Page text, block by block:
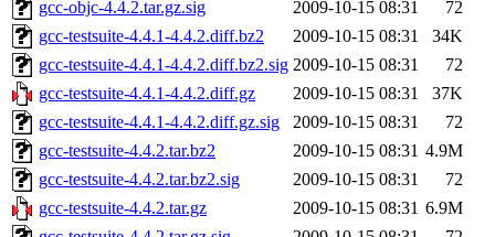
gcc-objc-4.4.2.tar.gz.sig
2009-10-15 08:31
72
gcc-testsuite-4.4.1-4.4.2.diff.bz2
2009-10-15 08:31
34K
gcc-testsuite-4.4.1-4.4.2.diff.bz2.sig 2009-10-15 08:31
72
gcc-testsuite-4.4.1-4.4.2.diff.gz
2009-10-15 08:31
37K
gcc-testsuite-4.4.1-4.4.2.diff.gz.sig
2009-10-15 08:31
72
gcc-testsuite-4.4.2.tar.bz2
2009-10-15 08:31 4.9M
gcc-testsuite-4.4.2.tar.bz2.sig
2009-10-15 08:31
72
gcc-testsuite-4.4.2.tar.gz
2009-10-15 08:31 6.9M